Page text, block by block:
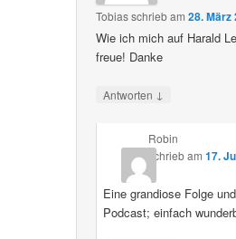
Tobiasschriebam28. März
Wie ich mich auf Harald
freue! Danke
Antworten ↓
Robin
schriebam 17.
Eine grandiose Folge
Podcast; einfach